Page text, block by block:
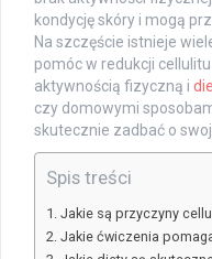
kondycję skóry i mogą
Na szczęście istnieje
pomóc w redukcji
aktywnością fizyczną i
czy domowymi
skutecznie zadbać o
Spis treści
Jakie są przyczyny
Jakie ćwiczenia